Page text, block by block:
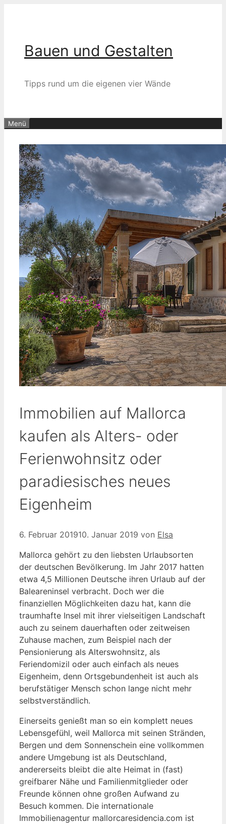
Bauen und Gestalten
Tipps rund um die eigenen vier Wände
Menü
Immobilien auf Mallorca
kaufen als Alters- oder
Ferienwohnsitz oder
paradiesisches neues
Eigenheim
6. Februar 201910. Januar 2019 von Elsa
Mallorca gehört zu den liebsten Urlaubsorten
der deutschen Bevölkerung. Im Jahr 2017 hatten
etwa 4,5 Millionen Deutsche ihren Urlaub auf der
Baleareninsel verbracht. Doch wer die
finanziellen Möglichkeiten dazu hat, kann die
traumhafte Insel mit ihrer vielseitigen Landschaft
auch zu seinem dauerhaften oder zeitweisen
Zuhause machen, zum Beispiel nach der
Pensionierung als Alterswohnsitz, als
Feriendomizil oder auch einfach als neues
Eigenheim, denn Ortsgebundenheit ist auch als
berufstätiger Mensch schon lange nicht mehr
selbstverständlich.
Einerseits genießt man so ein komplett neues
Lebensgefühl, weil Mallorca mit seinen Stränden,
Bergen und dem Sonnenschein eine vollkommen
andere Umgebung ist als Deutschland,
andererseits bleibt die alte Heimat in (fast)
greifbarer Nähe und Familienmitglieder oder
Freunde können ohne großen Aufwand zu
Besuch kommen. Die internationale
Immobilienagentur mallorcaresidencia.com ist